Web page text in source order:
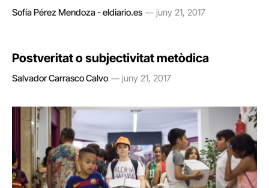
Sofía Pérez Mendoza - eldiario.es juny 21, 2017
Postveritat o subjectivitat metòdica
Salvador Carrasco Calvo juny 21, 2017